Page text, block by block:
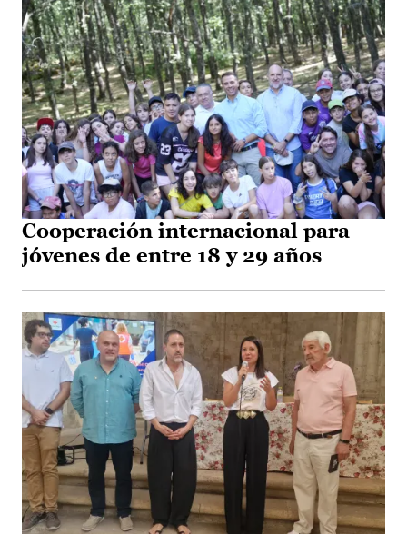
Cooperación internacional para
jóvenes de entre 18 y 29 años